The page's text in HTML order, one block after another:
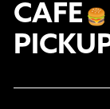
CAFE 🍔